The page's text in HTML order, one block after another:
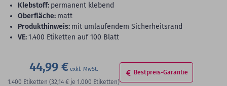
Klebstoff: permanent klebend
Oberfläche: matt
Produkthinweis: mit umlaufendem Sicherheitsrand
VE:1.400 Etiketten auf 100 Blatt
44,99 €
1.400 Etiketten (32,14 € je 1.000 Etiketten)
Bestpreis-Garantie